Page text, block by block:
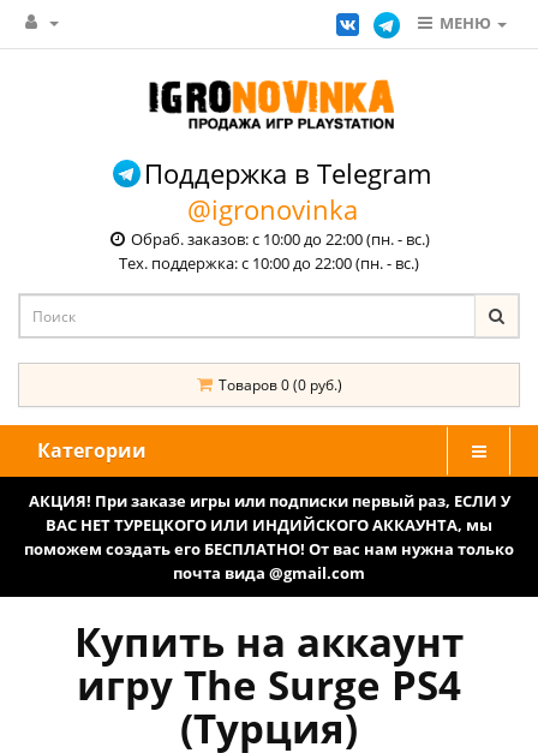
МЕНЮ
Поддержка в Telegram
@igronovinka
Обраб. заказов: с 10:00 до 22:00 (пн. - вс.)
Тех. поддержка: с 10:00 до 22:00 (пн. - вс.)
Товаров 0 (0 руб.)
Категории
АКЦИЯ! При заказе игры или подписки первый раз, ЕСЛИ У
ВАС НЕТ ТУРЕЦКОГО ИЛИ ИНДИЙСКОГО АККАУНТА, мы
поможем создать его БЕСПЛАТНО! От вас нам нужна только
почта вида @gmail.com
Купить на аккаунт
игру The Surge PS4
(Турция)